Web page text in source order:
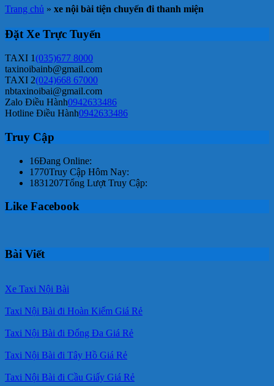
Trang chủ » xe nội bài tiện chuyến đi thanh miện
Đặt Xe Trực Tuyến
TAXI 1(035)677 8000
taxinoibainb@gmail.com
TAXI 2(024)668 67000
nbtaxinoibai@gmail.com
Zalo Điều Hành0942633486
Hotline Điều Hành0942633486
Truy Cập
16Đang Online:
1770Truy Cập Hôm Nay:
1831207Tổng Lượt Truy Cập:
Like Facebook
Bài Viết
Xe Taxi Nội Bài
Taxi Nội Bài đi Hoàn Kiếm Giá Rẻ
Taxi Nội Bài đi Đống Đa Giá Rẻ
Taxi Nội Bài đi Tây Hồ Giá Rẻ
Taxi Nội Bài đi Cầu Giấy Giá Rẻ